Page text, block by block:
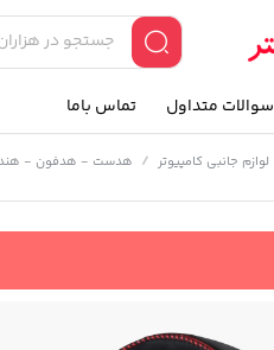
سوالات متداول تماس باما
لوازم جانبی کامپیوتر / هدست - هدفون -